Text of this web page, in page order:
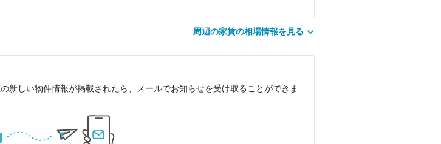
周辺の家賃の相場情報を見る
新しい物件情報が掲載されたら、メールでお知らせを受け取ることができま